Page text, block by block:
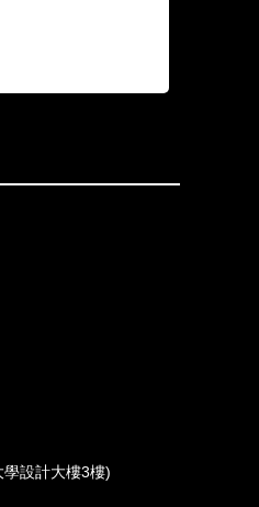
設計大樓3樓)